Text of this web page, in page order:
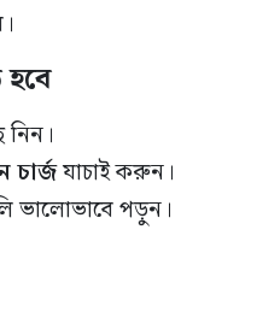
হবে
নিন।
চার্জযাচাই করুন।
ভালোভাবে পড়ুন।